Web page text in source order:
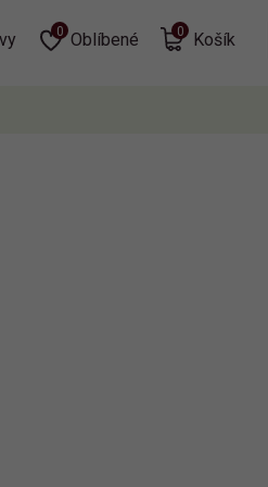
Oblíbené
0 Košík
0